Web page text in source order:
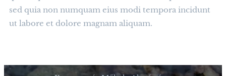
sed quia non numquam eius modi tempora incidunt
ut labore et dolore magnam aliquam.